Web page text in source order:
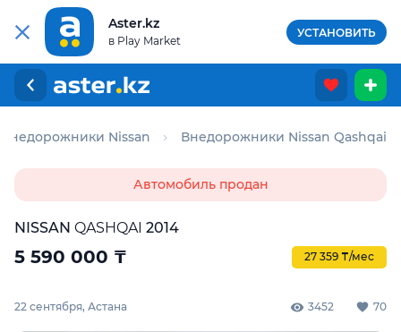
Aster.kz
в Play Market
УСТАНОВИТЬ
Внедорожники Nissan Внедорожники Nissan Qashqai
Автомобиль продан
NISSAN QASHQAI 2014
5 590 000 ₸ 27 359 ₸/мес
22 сентября, Астана 3452 70